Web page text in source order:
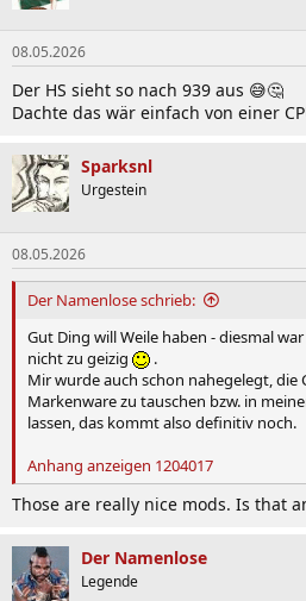
08.05.2026
Der HS sieht so nach 939 aus 😅🤔
Dachte das wär einfach von einer
Sparksnl
Urgestein
08.05.2026
Der Namenlose schrieb:
Gut Ding will Weile haben - diesmal
nicht zu geizig
.
Mir wurde auch schon nahegelegt, die
Markenware zu tauschen bzw. in
lassen, das kommt also definitiv noch.
Anhang anzeigen 1204017
Those are really nice mods. Is that
Der Namenlose
Legende